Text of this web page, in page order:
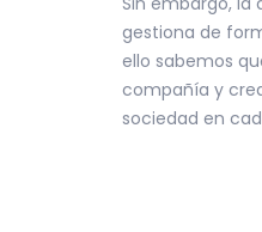
gestiona de
ello sabemos
compañía y
sociedad en